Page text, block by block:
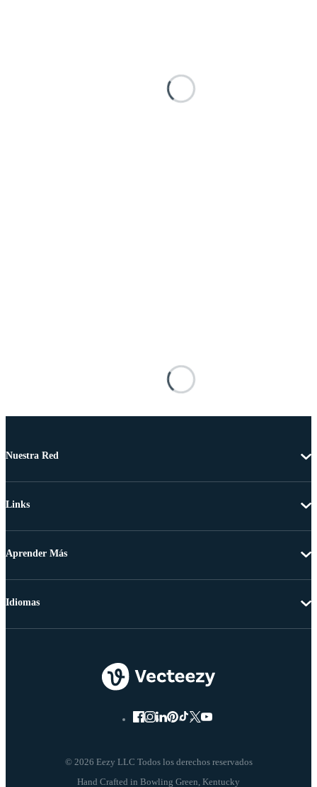
Nuestra Red
Links
Aprender Más
© 2026 Eezy LLC Todos los derechos reservados
Idiomas